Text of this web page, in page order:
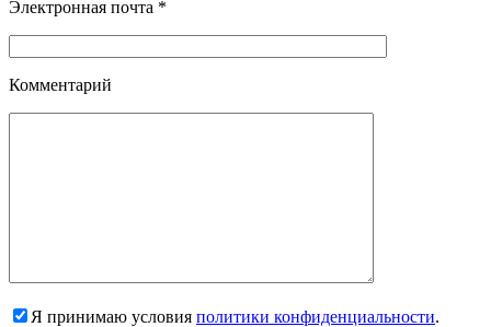
Электронная почта *
Комментарий
Я принимаю условия политики конфиденциальности.